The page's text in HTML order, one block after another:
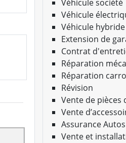
Véhicule société
Véhicule
Véhicule hybride
Extension de
Contrat
Réparation
Réparation
Révision
Vente de pièces
Vente
Assurance Autos
Vente et